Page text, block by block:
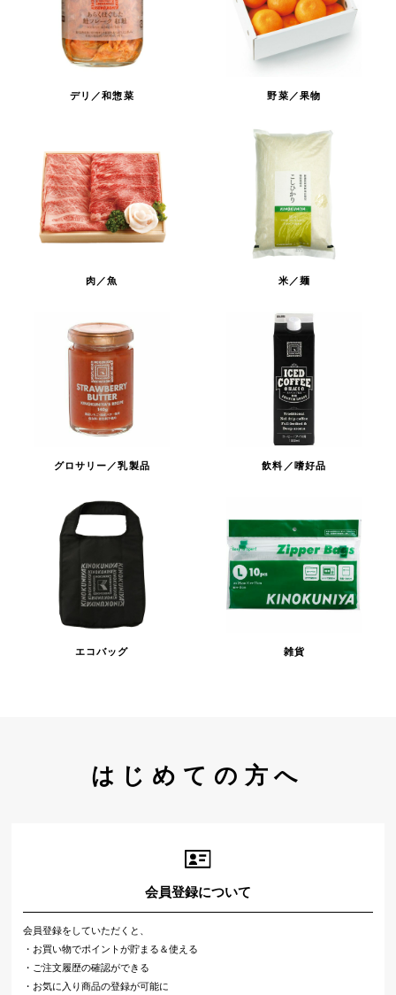
デリ／和惣菜 野菜／果物
肉／魚 米／麺
グロサリー／乳製品 飲料／嗜好品
エコバッグ 雑貨
はじめての方へ
会員登録について
会員登録をしていただくと、
・お買い物でポイントが貯まる＆使える
・ご注文履歴の確認ができる
・お気に入り商品の登録が可能に